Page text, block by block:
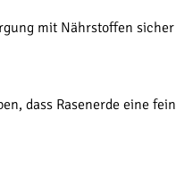
mit Nährstoffen sicher
dass Rasenerde eine